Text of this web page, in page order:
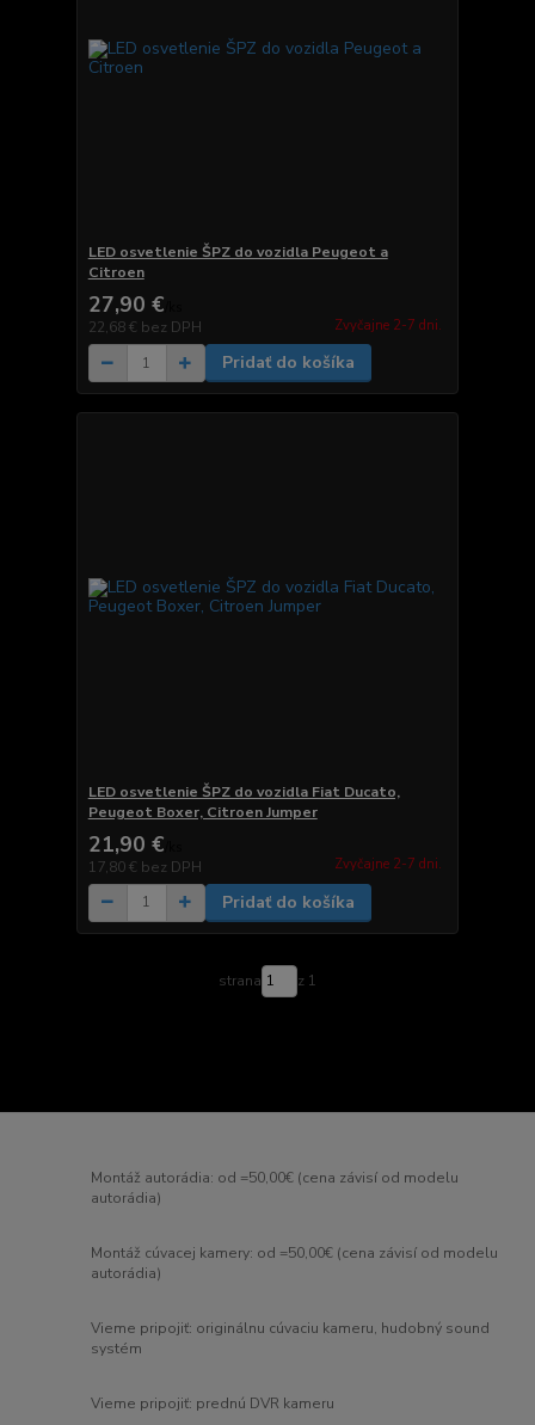
LED osvetlenie ŠPZ do vozidla Peugeot a
Citroen
27,90 €
22,68 € bez DPH Zvyčajne 2-7 dni.
Pridať do košíka
LED osvetlenie ŠPZ do vozidla Fiat Ducato,
Peugeot Boxer, Citroen Jumper
21,90 €
17,80 € bez DPH Zvyčajne 2-7 dni.
Pridať do košíka
strana z 1
Montáž autorádia: od =50,00€ (cena závisí od modelu
autorádia)
Montáž cúvacej kamery: od =50,00€ (cena závisí od modelu
autorádia)
Vieme pripojiť: originálnu cúvaciu kameru, hudobný sound
systém
Vieme pripojiť: prednú DVR kameru